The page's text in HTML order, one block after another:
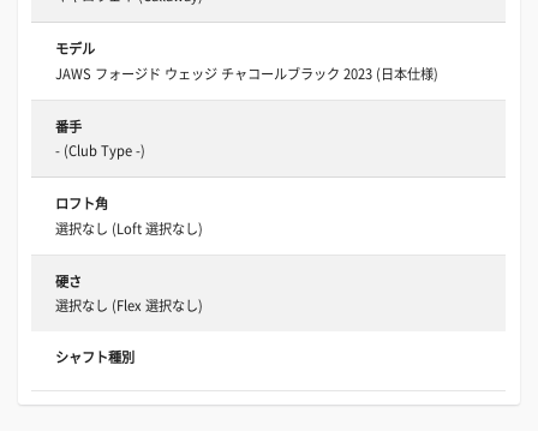
モデル
JAWS フォージド ウェッジ チャコールブラック 2023 (日本仕様)
番手
- (Club Type -)
ロフト角
選択なし (Loft 選択なし)
硬さ
選択なし (Flex 選択なし)
シャフト種別